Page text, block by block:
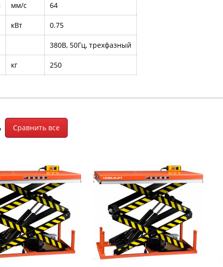
мм/с 64
кВт 0.75
380В, 50Гц, трехфазный
кг 250